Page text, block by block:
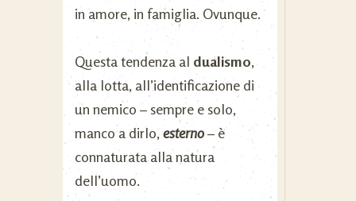
in amore, in famiglia. Ovunque.
Questa tendenza al dualismo,
alla lotta, all’identificazione di
un nemico – sempre e solo,
manco a dirlo,esterno– è
connaturata alla natura
dell’uomo.